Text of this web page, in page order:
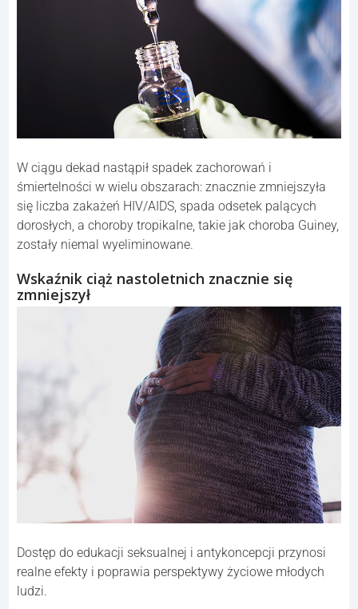
W ciągu dekad nastąpił spadek zachorowań i
śmiertelności w wielu obszarach: znacznie zmniejszyła
się liczba zakażeń HIV/AIDS, spada odsetek palących
dorosłych, a choroby tropikalne, takie jak choroba Guiney,
zostały niemal wyeliminowane.
Wskaźnik ciąż nastoletnich znacznie się
zmniejszył
Dostęp do edukacji seksualnej i antykoncepcji przynosi
realne efekty i poprawia perspektywy życiowe młodych
ludzi.